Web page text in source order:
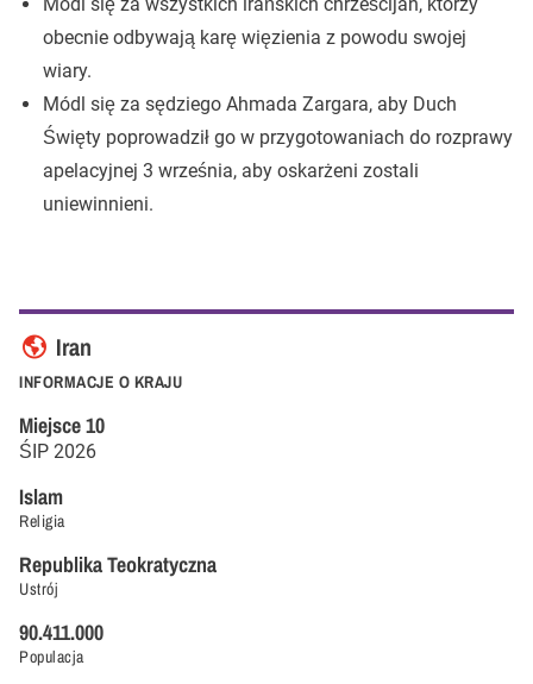
obecnie odbywają karę więzienia z powodu swojej
wiary.
Módl się za sędziego Ahmada Zargara, aby Duch
Święty poprowadził go w przygotowaniach do rozprawy
apelacyjnej 3 września, aby oskarżeni zostali
uniewinnieni.
INFORMACJE O KRAJU
Iran
Miejsce10
ŚIP 2026
Religia
Islam
Ustrój
Republika Teokratyczna
Populacja
90.411.000